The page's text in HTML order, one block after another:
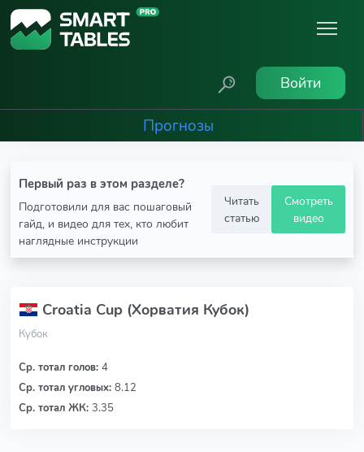
Войти
Прогнозы
Первый раз в этом разделе?
Подготовили для вас пошаговый
гайд, и видео для тех, кто любит
наглядные инструкции
Читать
статью
Смотреть
видео
Croatia Cup (Хорватия Кубок)
Кубок
Ср. тотал голов: 4
Ср. тотал угловых: 8.12
Ср. тотал ЖК: 3.35